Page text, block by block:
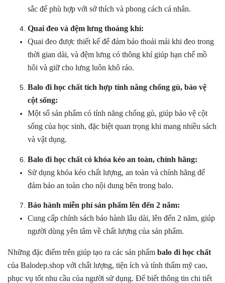
sắc để phù hợp với sở thích và phong cách cá nhân.
Quai đeo và đệm lưng thoáng khí:
Quai đeo được thiết kế để đảm bảo thoải mái khi đeo trong
thời gian dài, và đệm lưng có thông khí giúp hạn chế mồ
hôi và giữ cho lưng luôn khô ráo.
Balo đi học chất tích hợp tính năng chống gù, bảo vệ
cột sống:
Một số sản phẩm có tính năng chống gù, giúp bảo vệ cột
sống của học sinh, đặc biệt quan trọng khi mang nhiều sách
và vật dụng.
Balo đi học chất có khóa kéo an toàn, chính hãng:
Sử dụng khóa kéo chất lượng, an toàn và chính hãng để
đảm bảo an toàn cho nội dung bên trong balo.
Bảo hành miễn phí sản phẩm lên đến 2 năm:
Cung cấp chính sách bảo hành lâu dài, lên đến 2 năm, giúp
người dùng yên tâm về chất lượng của sản phẩm.
Những đặc điểm trên giúp tạo ra các sản phẩm balo đi học chất
của Balodep.shop với chất lượng, tiện ích và tính thẩm mỹ cao,
phục vụ tốt nhu cầu của người sử dụng. Để biết thông tin chi tiết